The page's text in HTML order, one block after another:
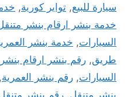
سيارة للبيع, تواير كورية,
خدمة بنشر ارقام بنشر
السيارات, خدمة بنشر
طريق, رقم بنشر ارقام
السيارات, رقم بنشر العمرية,
بنشر متنقل, رقم بنشر